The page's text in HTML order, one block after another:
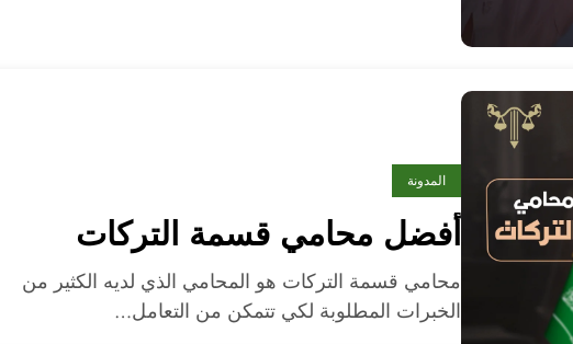
المدونة
أفضل محامي قسمة التركات
محامي قسمة التركات هو المحامي الذي لديه الكثير من
الخبرات المطلوبة لكي تتمكن من التعامل…